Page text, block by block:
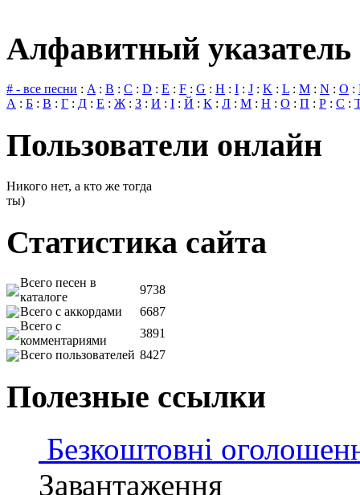
Алфавитный указатель
# - все песни : A: B : C : D : E : F : G : H : I : J : K : L : M : N : O :
А : Б : В : Г : Д : Е : Ж: З : И : І : Й : К : Л : М : Н : О : П : Р : С :
Пользователи онлайн
Никого нет, а кто же тогда
ты)
Статистика сайта
Всего песен в
каталоге
9738
Всего с аккордами
6687
Всего с
комментариями
3891
Всего пользователей 8427
Полезные ссылки
Безкоштовні
Завантаження